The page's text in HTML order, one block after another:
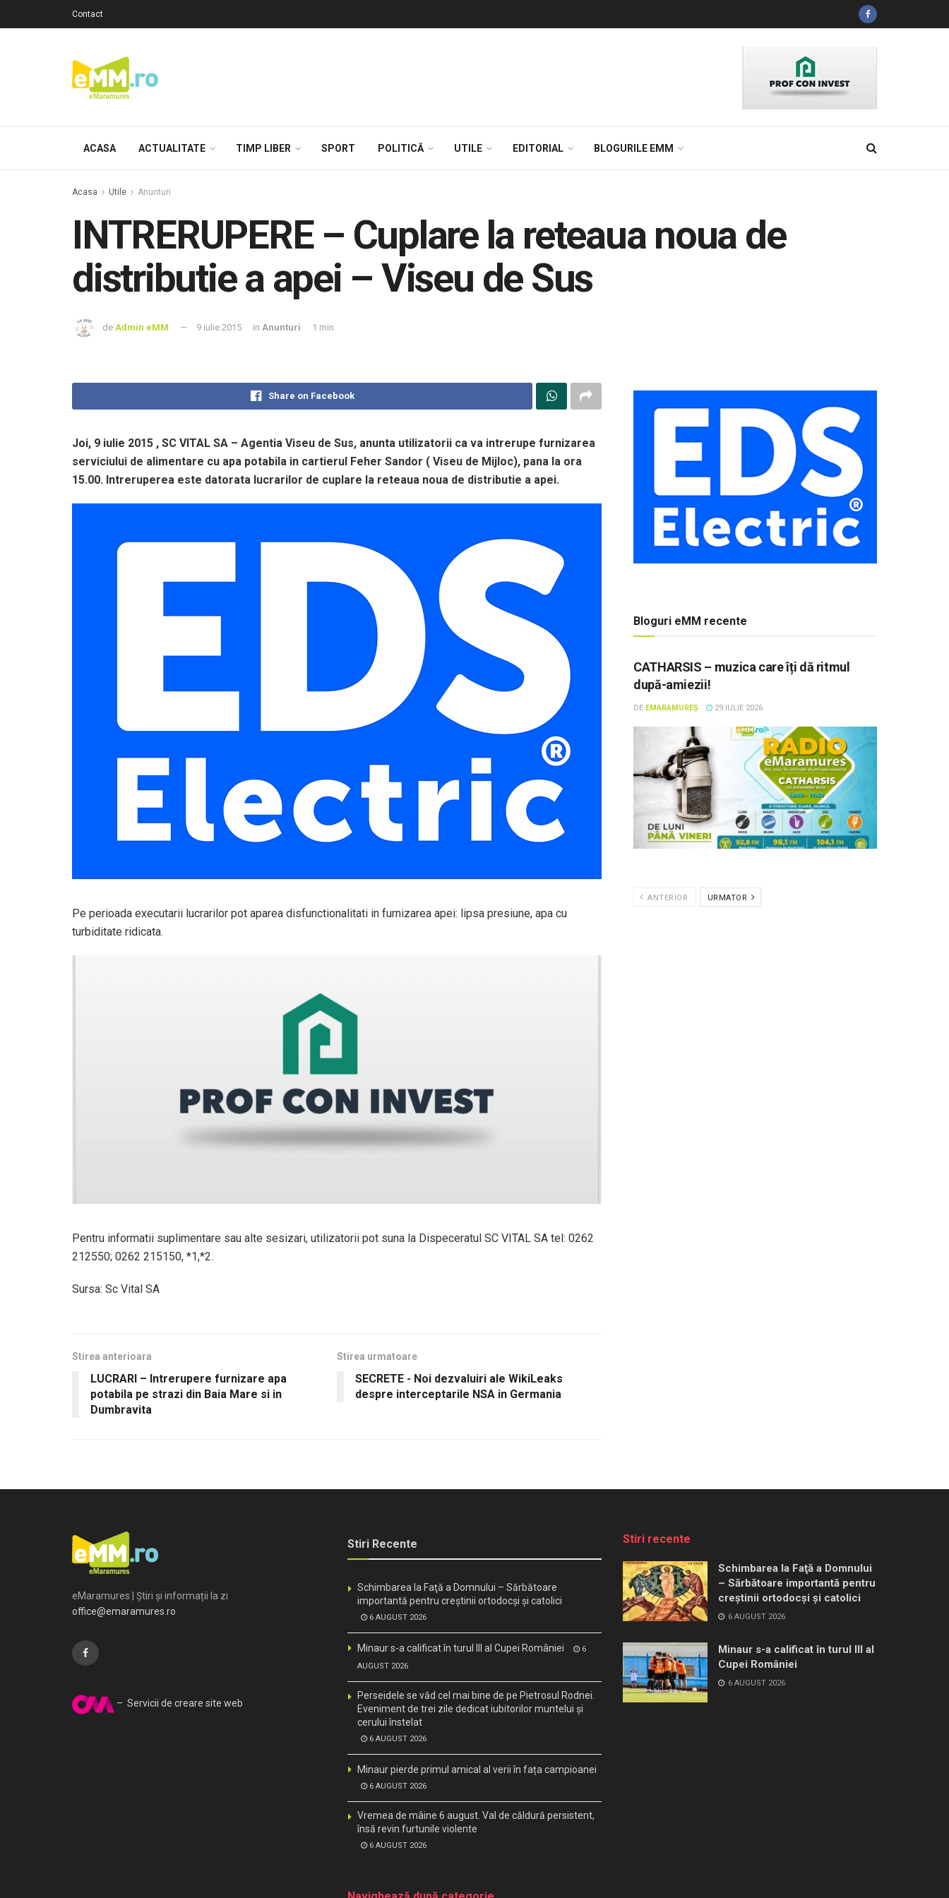
Contact
ACASA ACTUALITATE TIMP LIBER SPORT POLITICĂ UTILE EDITORIAL BLOGURILE EMM
Acasa Utile Anunturi
INTRERUPERE – Cuplare la reteaua noua de
distributie a apei – Viseu de Sus
de Admin eMM 9 iulie 2015 in Anunturi 1 min
Share on Facebook
Joi, 9 iulie 2015 , SC VITAL SA – Agentia Viseu de Sus, anunta utilizatorii ca va intrerupe furnizarea
serviciului de alimentare cu apa potabila in cartierul Feher Sandor ( Viseu de Mijloc), pana la ora
15.00. Intreruperea este datorata lucrarilor de cuplare la reteaua noua de distributie a apei.
Pe perioada executarii lucrarilor pot aparea disfunctionalitati in furnizarea apei: lipsa presiune, apa cu
turbiditate ridicata.
Pentru informatii suplimentare sau alte sesizari, utilizatorii pot suna la Dispeceratul SC VITAL SA tel: 0262
212550; 0262 215150, *1,*2.
Sursa: Sc Vital SA
Stirea anterioara
LUCRARI – Intrerupere furnizare apa
potabila pe strazi din Baia Mare si in
Dumbravita
Stirea urmatoare
SECRETE - Noi dezvaluiri ale WikiLeaks
despre interceptarile NSA in Germania
Bloguri eMM recente
CATHARSIS – muzica care îți dă ritmul
după-amiezii!
DE EMARAMUREȘ 29 IULIE 2026
ANTERIOR URMATOR
eMaramures | Știri și informații la zi
office@emaramures.ro
– Servicii de creare site web
Stiri Recente
Schimbarea la Faţă a Domnului – Sărbătoare
importantă pentru creştinii ortodocşi şi catolici
6 AUGUST 2026
Minaur s-a calificat în turul III al Cupei României
6
AUGUST 2026
Perseidele se văd cel mai bine de pe Pietrosul Rodnei.
Eveniment de trei zile dedicat iubitorilor muntelui și
cerului înstelat
6 AUGUST 2026
Minaur pierde primul amical al verii în fața campioanei
6 AUGUST 2026
Vremea de mâine 6 august. Val de căldură persistent,
însă revin furtunile violente
6 AUGUST 2026
Stiri recente
Schimbarea la Faţă a Domnului
– Sărbătoare importantă pentru
creştinii ortodocşi şi catolici
6 AUGUST 2026
Minaur s-a calificat în turul III al
Cupei României
6 AUGUST 2026